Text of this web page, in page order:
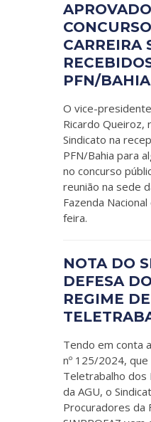
CARREIRA
PFN/BAHIA
O vice-
Ricardo Queiroz,
Sindicato na
PFN/Bahia para
no concurso
reunião na sede
Fazenda
feira.
NOTA DO
DEFESA
REGIME DE
Tendo em conta
nº 125/2024,
Teletrabalho dos
da AGU, o
Procuradores da